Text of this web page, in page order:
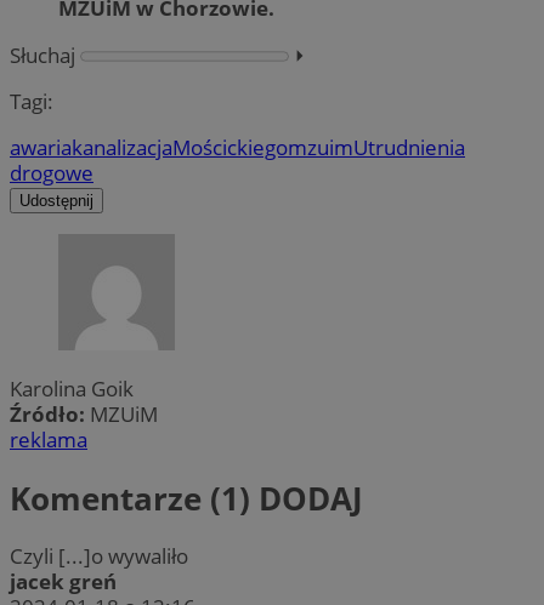
MZUiM w Chorzowie.
Słuchaj
⏵︎
Tagi:
awariakanalizacjaMościckiegomzuimUtrudnienia
drogowe
Udostępnij
Karolina Goik
Źródło: MZUiM
reklama
Komentarze (1) DODAJ
Czyli [...]o wywaliło
jacek greń